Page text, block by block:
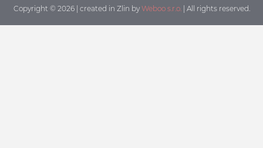
Copyright © 2026 | created in Zlin by Weboo s.r.o. | All rights reserved.